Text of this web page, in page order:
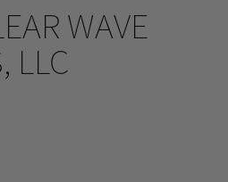
WAVE
LLC